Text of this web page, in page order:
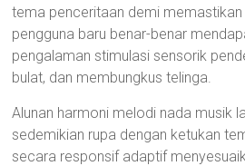
tema penceritaan demi
pengguna baru benar-benar
pengalaman stimulasi sensorik
bulat, dan membungkus telinga.
Alunan harmoni melodi nada musik
sedemikian rupa dengan ketukan
secara responsif adaptif